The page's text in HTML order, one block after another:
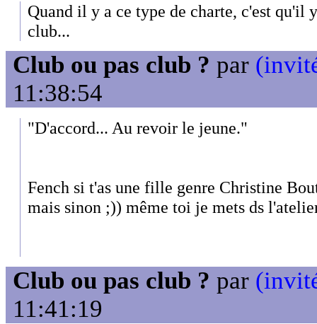
Quand il y a ce type de charte, c'est qu'il
club...
Club ou pas club ? par
11:38:54
"D'accord... Au revoir le jeune."
Fench si t'as une fille genre Christine
mais sinon ;)) même toi je mets ds
Club ou pas club ? par
11:41:19